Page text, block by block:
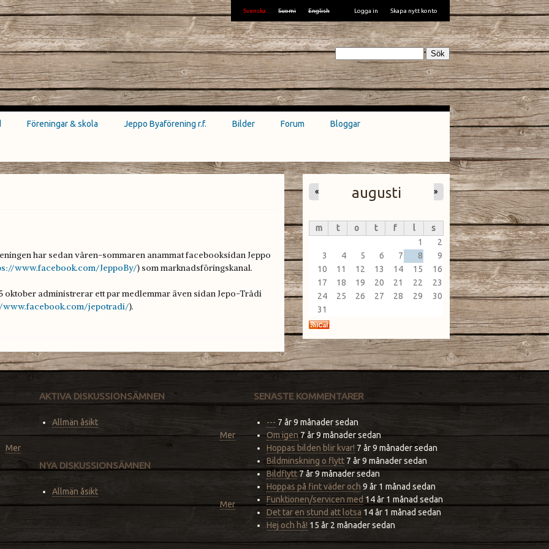
Svenska Suomi English Logga in Skapa nytt konto
Föreningar & skola Jeppo Byaförening r.f. Bilder Forum Bloggar
har sedan våren-sommaren anammat facebooksidan Jeppo
www.facebook.com/JeppoBy/) som marknadsföringskanal.
oktober administrerar ett par medlemmar även sidan Jepo-Trådi
www.facebook.com/jepotradi/).
augusti
« »
m t o t f l
s
1
2
3
4 5 6 7 8
9
10
11 12 13 14 15
16
17
18 19 20 21 22
23
24
25 26 27 28 29
30
31
Mer
AKTIVA DISKUSSIONSÄMNEN
Allmän åsikt
Mer
NYA DISKUSSIONSÄMNEN
Allmän åsikt
Mer
SENASTE KOMMENTARER
--- 7 år 9 månader sedan
Om igen 7 år 9 månader sedan
Hoppas bilden blir kvar! 7 år 9 månader sedan
Bildminskning o flytt 7 år 9 månader sedan
Bildflytt7 år 9 månader sedan
Hoppas på fint väder och 9 år 1 månad sedan
Funktionen/servicen med 14 år 1 månad sedan
Det tar en stund att lotsa 14 år 1 månad sedan
Hej och hå! 15 år 2 månader sedan